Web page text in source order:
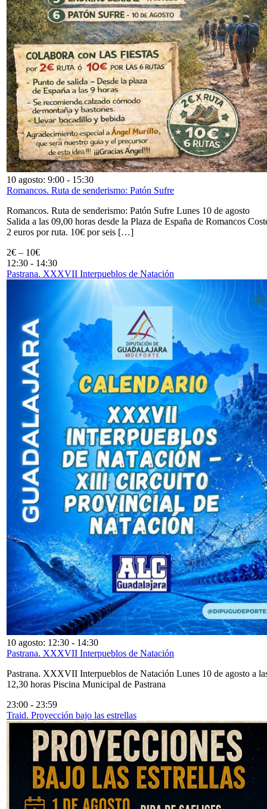
10 agosto: 9:00 - 15:30
Romancos. Ruta de senderismo: Patón Sufre
Romancos. Ruta de senderismo: Patón Sufre Lunes 10 de agosto
Salida a las 09,00 horas desde la Plaza de España de Romancos
2 euros por ruta. 10€ por seis […]
2€ – 10€
12:30 - 14:30
Pastrana. XXXVII Interpueblos de Natación
10 agosto: 12:30 - 14:30
Pastrana. XXXVII Interpueblos de Natación
Pastrana. XXXVII Interpueblos de Natación Lunes 10 de agosto a
12,30 horas Piscina Municipal de Pastrana
23:00 - 23:59
Traid. Proyección bajo las estrellas